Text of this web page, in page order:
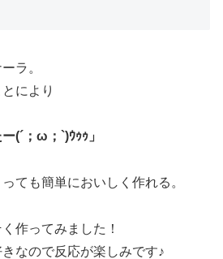
ラ。
により
(´；ω；`)ｳｩｩ」
ても簡単においしく作れる。
作ってみました！
なので反応が楽しみです♪